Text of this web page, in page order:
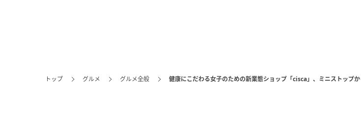
トップ グルメ グルメ全般 健康にこだわる女子のための新業態ショップ「cisca」、ミニストップ